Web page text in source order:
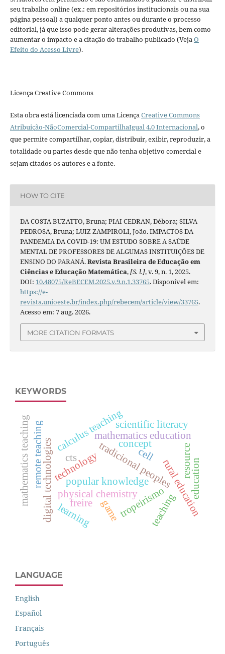
seu trabalho online (ex.: em repositórios institucionais ou na sua
página pessoal) a qualquer ponto antes ou durante o processo
editorial, já que isso pode gerar alterações produtivas, bem como
aumentar o impacto e a citação do trabalho publicado (VejaO
Efeito do Acesso Livre).
Licença Creative Commons
Esta obra está licenciada com uma LicençaCreative Commons
Atribuição-NãoComercial-CompartilhaIgual 4.0 Internacional, o
que permite compartilhar, copiar, distribuir, exibir, reproduzir, a
totalidade ou partes desde que não tenha objetivo comercial e
sejam citados os autores e a fonte.
HOW TO CITE
DA COSTA BUZATTO, Bruna; PIAI CEDRAN, Débora; SILVA
PEDROSA, Bruna; LUIZ ZAMPIROLI, João. IMPACTOS DA
PANDEMIA DA COVID-19: UM ESTUDO SOBRE A SAÚDE
MENTAL DE PROFESSORES DE ALGUMAS INSTITUIÇÕES DE
ENSINO DO PARANÁ.Revista Brasileira de Educação em
Ciências e Educação Matemática,[S. l.], v. 9, n. 1, 2025.
DOI: 10.48075/ReBECEM.2025.v.9.n.1.33765. Disponível em:
https://e-
revista.unioeste.br/index.php/rebecem/article/view/33765.
Acesso em: 7 aug. 2026.
MORE CITATION FORMATS
KEYWORDS
popular knowledge
tradicional peoples
tropeirismorural education
mathematics education
calculus teaching
digital technologies teaching
physical chemistry
concept
game
cell resource
technology education
remote teaching
mathematics teaching
learning
cts
freire
scientific literacy
LANGUAGE
English
Español
Français
Português